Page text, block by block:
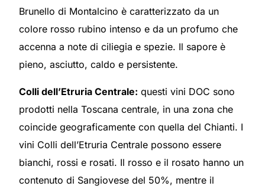
Brunello di Montalcino è caratterizzato da un
colore rosso rubino intenso e da un profumo che
accenna a note di ciliegia e spezie. Il sapore è
pieno, asciutto, caldo e persistente.
Colli dell’Etruria Centrale: questi vini DOC sono
prodotti nella Toscana centrale, in una zona che
coincide geograficamente con quella del Chianti. I
vini Colli dell’Etruria Centrale possono essere
bianchi, rossi e rosati. Il rosso e il rosato hanno un
contenuto di Sangiovese del 50%, mentre il